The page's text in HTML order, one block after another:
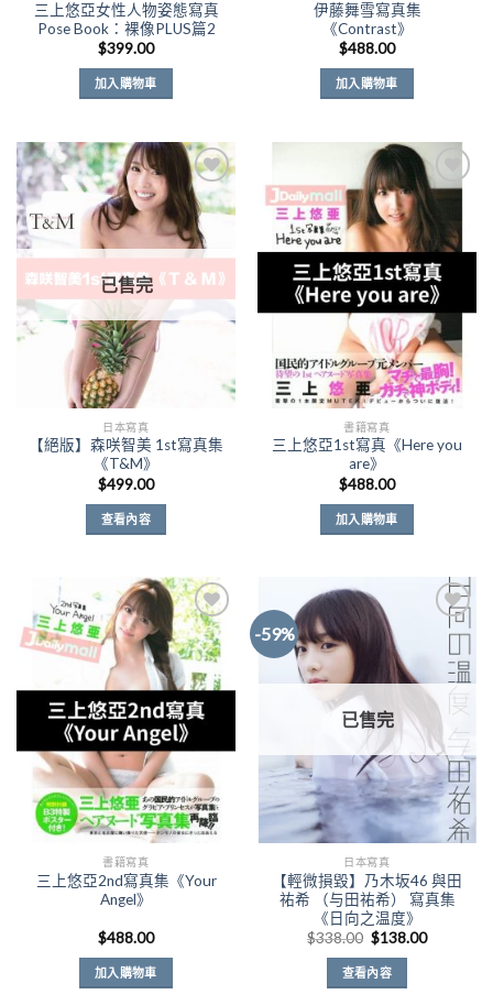
三上悠亞女性人物姿態寫真
Pose Book：裸像PLUS篇2
$399.00
加入購物車
伊藤舞雪寫真集
《Contrast》
$488.00
加入購物車
Add to
Wishlist
已售完
日本寫真
【絕版】森咲智美 1st寫真集
《T&M》
$499.00
查看內容
Add to
Wishlist
書籍寫真
三上悠亞1st寫真《Here you
are》
$488.00
加入購物車
Add to
Wishlist
書籍寫真
三上悠亞2nd寫真集《Your
Angel》
$488.00
加入購物車
-59%
Add to
Wishlist
已售完
日本寫真
【輕微損毀】乃木坂46 與田
祐希 （与田祐希） 寫真集
《日向之温度》
$338.00 原
始
價
格：
$338.00。
$138.00目
查看內容